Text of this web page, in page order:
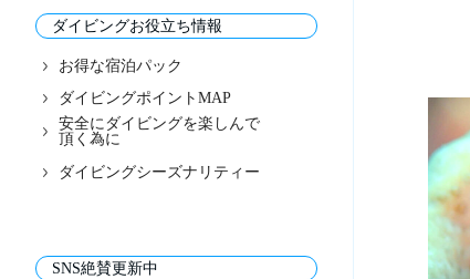
ダイビングお役立ち情報
お得な宿泊パック
ダイビングポイントMAP
安全にダイビングを楽しんで
頂く為に
ダイビングシーズナリティー
SNS絶賛更新中